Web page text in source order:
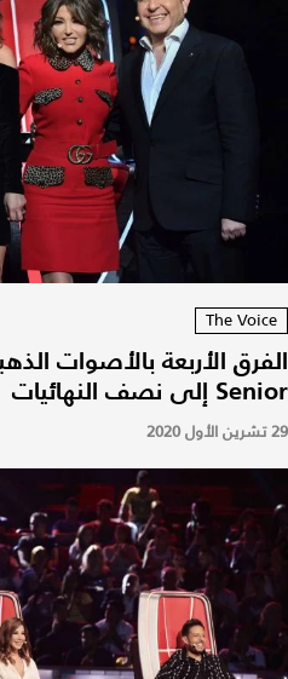
The Voice
Senior إلى نصف النهائيات
29 تشرين الأول 2020